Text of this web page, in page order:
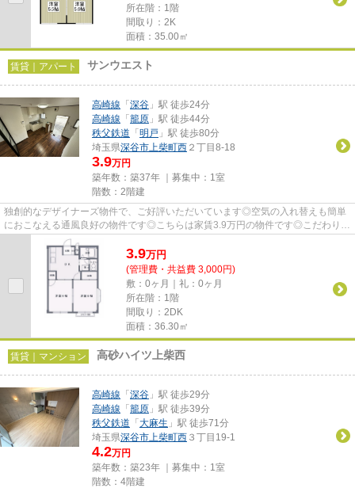
所在階：1階
間取り：2K
面積：35.00㎡
賃貸｜アパート サンウエスト
高崎線 「 深谷 」駅 徒歩24分
高崎線 「 籠原 」駅 徒歩44分
秩父鉄道 「 明戸 」駅 徒歩80分
埼玉県深谷市上柴町西 ２丁目8-18
3.9万円
築年数：築37年 ｜募集中： 1室
階数：2階建
独創的なデザイナーズ物件で、ご好評いただいています◎空気の入れ替えも簡単
におこなえる通風良好の物件です◎こちらは家賃3.9万円の物件です◎こだわりポ
イント満載のサンウエスト◎でき...
3.9万円
(管理費・共益費 3,000円)
敷：0ヶ月｜礼：0ヶ月
所在階：1階
間取り：2DK
面積：36.30㎡
賃貸｜マンション 高砂ハイツ上柴西
高崎線 「 深谷 」駅 徒歩29分
高崎線 「 籠原 」駅 徒歩39分
秩父鉄道 「 大麻生 」駅 徒歩71分
埼玉県深谷市上柴町西 ３丁目19-1
4.2万円
築年数：築23年 ｜募集中： 1室
階数：4階建